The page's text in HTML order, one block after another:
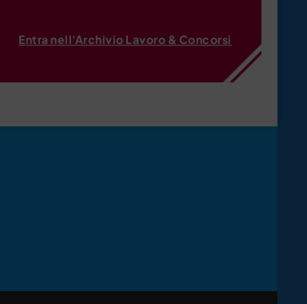
Entra nell'Archivio Lavoro & Concorsi